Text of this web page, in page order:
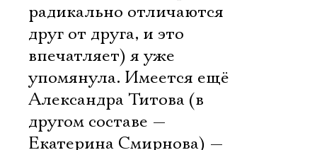
радикально отличаются
друг от друга, и это
впечатляет) я уже
упомянула. Имеется ещё
Александра Титова (в
другом составе —
Екатерина Смирнова) —